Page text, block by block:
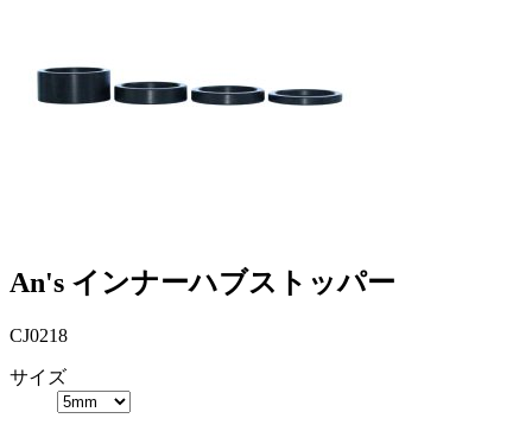
An's インナーハブストッパー
CJ0218
サイズ